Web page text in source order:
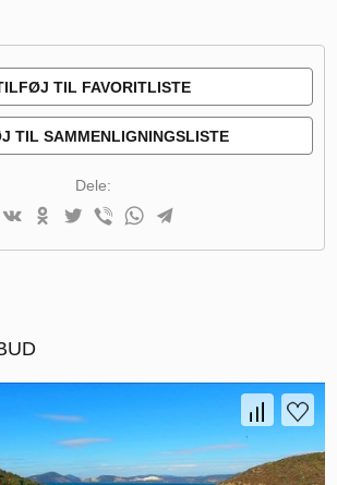
TIL FAVORITLISTE
TIL SAMMENLIGNINGSLISTE
Dele: